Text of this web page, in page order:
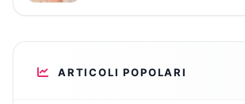
ARTICOLI POPOLARI